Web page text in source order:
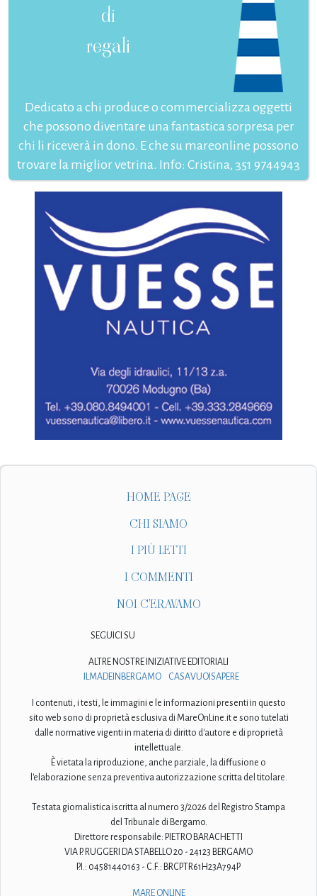
di
regali
Dedicato a chi produce o commercializza oggetti
che possono diventare una fantastica sorpresa per
chi li riceverà in dono. E che su mareonline possono
trovare la miglior vetrina. Info: Cristina, 351 9744943
HOME PAGE
CHI SIAMO
I PIÙ LETTI
I COMMENTI
NOI C'ERAVAMO
SEGUICI SU
ALTRE NOSTRE INIZIATIVE EDITORIALI
ILMADEINBERGAMO
CASAVUOISAPERE
I contenuti, i testi, le immagini e le informazioni presenti in questo
sito web sono di proprietà esclusiva di MareOnLine.it e sono tutelati
dalle normative vigenti in materia di diritto d'autore e di proprietà
intellettuale.
È vietata la riproduzione, anche parziale, la diffusione o
l'elaborazione senza preventiva autorizzazione scritta del titolare.
Testata giornalistica iscritta al numero 3/2026 del Registro Stampa
del Tribunale di Bergamo.
Direttore responsabile: PIETRO BARACHETTI
VIA P. RUGGERI DA STABELLO 20 - 24123 BERGAMO
P.I.: 04581440163 - C.F.: BRCPTR61H23A794P
MARE ONLINE